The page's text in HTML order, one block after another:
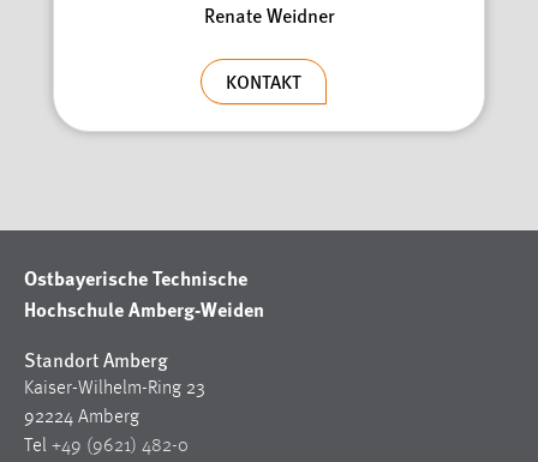
Renate Weidner
KONTAKT
Ostbayerische Technische
Hochschule Amberg-Weiden
Standort Amberg
Kaiser-Wilhelm-Ring 23
92224 Amberg
Tel +49 (9621) 482-0